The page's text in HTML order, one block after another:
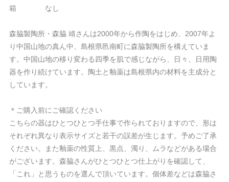
箱 なし
森脇製陶所・森脇 靖さんは2000年から作陶をはじめ、2007年よ
り中国山地の真ん中、島根県邑南町に森脇製陶所を構えていま
す。中国山地の移り変わる四季を肌で感じながら、日々、日用陶
器を作り続けています。陶土と釉薬は島根県内の材料を主成分と
しています。
＊ご購入前にご確認ください
こちらの器はひとつひとつ手仕事で作られておりますので、形は
それぞれ異なり表示サイズと若干の誤差が生じます。予めご了承
ください。また釉薬の性質上、黒点、濁り、ムラなどがある場合
がございます。森脇さんがひとつひとつ仕上がりを確認して、
「これ」と思うものを選んで頂いています。個体差などは森脇さ